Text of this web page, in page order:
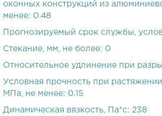
оконных конструкций из
менее: 0.48
Прогнозируемый срок службы,
Стекание, мм, не более: 0
Относительное удлинение при
Условная прочность при
МПа, не менее: 0.15
Динамическая вязкость, Па*с: 238